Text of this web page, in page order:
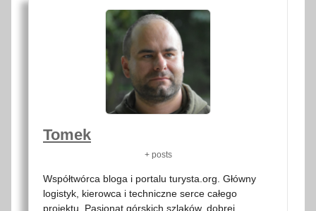
Tomek
+ posts
Współtwórca bloga i portalu turysta.org. Główny
logistyk, kierowca i techniczne serce całego
projektu. Pasjonat górskich szlaków, dobrej